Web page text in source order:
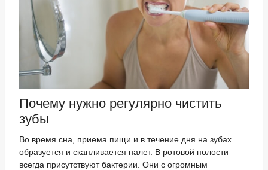
Почему нужно регулярно чистить
зубы
Во время сна, приема пищи и в течение дня на зубах
образуется и скапливается налет. В ротовой полости
всегда присутствуют бактерии. Они с огромным